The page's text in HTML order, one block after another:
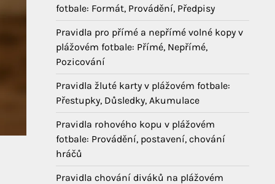
fotbale: Formát, Provádění, Předpisy
Pravidla pro přímé a nepřímé volné kopy v
plážovém fotbale: Přímé, Nepřímé,
Pozicování
Pravidla žluté karty v plážovém fotbale:
Přestupky, Důsledky, Akumulace
Pravidla rohového kopu v plážovém
fotbale: Provádění, postavení, chování
hráčů
Pravidla chování diváků na plážovém